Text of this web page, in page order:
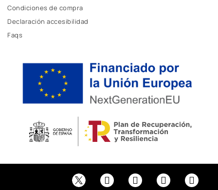
Condiciones de compra
Declaración accesibilidad
Faqs